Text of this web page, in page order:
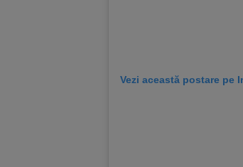
Vezi această postare pe